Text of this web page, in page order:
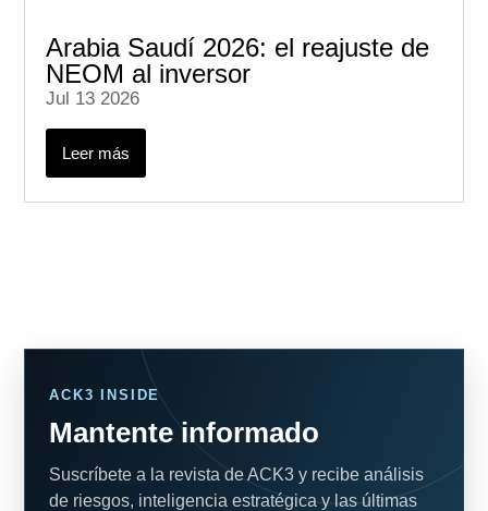
Arabia Saudí 2026: el reajuste de
NEOM al inversor
Jul 13 2026
Leer más
ACK3 INSIDE
Mantente informado
Suscríbete a la revista de ACK3 y recibe análisis
de riesgos, inteligencia estratégica y las últimas